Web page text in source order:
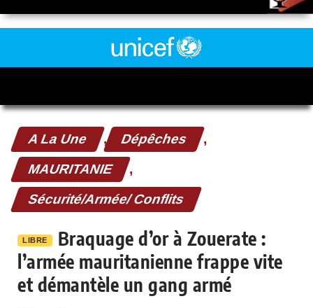
A La Une , Dépêches ,
MAURITANIE ,
Sécurité/Armée/ Conflits
LIBRE
Braquage d’or à Zouerate :
l’armée mauritanienne frappe vite
et démantèle un gang armé